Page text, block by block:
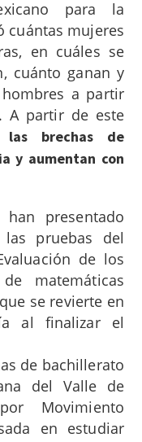
para la
cuántas mujeres
en cuáles se
cuánto ganan y
a partir
A partir de este
las brechas de
y aumentan con
presentado
pruebas del
de los
de matemáticas
se revierte en
al finalizar el
de bachillerato
del Valle de
Movimiento
en estudiar